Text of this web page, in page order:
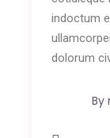
indoctum
dolorum
By